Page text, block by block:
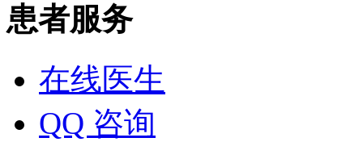
患者服务
在线医生
QQ 咨询